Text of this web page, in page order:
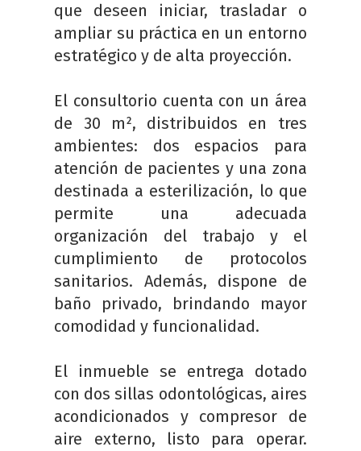
que deseen iniciar, trasladar o
ampliar su práctica en un entorno
estratégico y de alta proyección.
El consultorio cuenta con un área
de 30 m², distribuidos en tres
ambientes: dos espacios para
atención de pacientes y una zona
destinada a esterilización, lo que
permite una adecuada
organización del trabajo y el
cumplimiento de protocolos
sanitarios. Además, dispone de
baño privado, brindando mayor
comodidad y funcionalidad.
El inmueble se entrega dotado
con dos sillas odontológicas, aires
acondicionados y compresor de
aire externo, listo para operar.